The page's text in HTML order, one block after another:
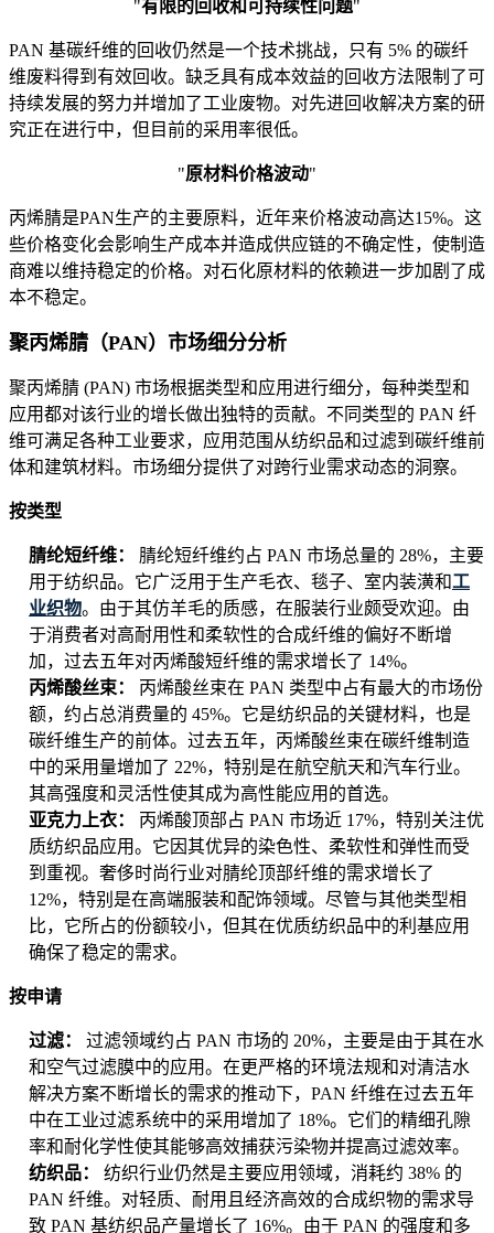
"有限的回收和可持续性问题"
PAN 基碳纤维的回收仍然是一个技术挑战，只有 5% 的碳纤
维废料得到有效回收。缺乏具有成本效益的回收方法限制了可
持续发展的努力并增加了工业废物。对先进回收解决方案的研
究正在进行中，但目前的采用率很低。
"原材料价格波动"
丙烯腈是PAN生产的主要原料，近年来价格波动高达15%。这
些价格变化会影响生产成本并造成供应链的不确定性，使制造
商难以维持稳定的价格。对石化原材料的依赖进一步加剧了成
本不稳定。
聚丙烯腈（PAN）市场细分分析
聚丙烯腈 (PAN) 市场根据类型和应用进行细分，每种类型和
应用都对该行业的增长做出独特的贡献。不同类型的 PAN 纤
维可满足各种工业要求，应用范围从纺织品和过滤到碳纤维前
体和建筑材料。市场细分提供了对跨行业需求动态的洞察。
按类型
腈纶短纤维： 腈纶短纤维约占 PAN 市场总量的 28%，主要
用于纺织品。它广泛用于生产毛衣、毯子、室内装潢和工
业织物。由于其仿羊毛的质感，在服装行业颇受欢迎。由
于消费者对高耐用性和柔软性的合成纤维的偏好不断增
加，过去五年对丙烯酸短纤维的需求增长了 14%。
丙烯酸丝束： 丙烯酸丝束在 PAN 类型中占有最大的市场份
额，约占总消费量的 45%。它是纺织品的关键材料，也是
碳纤维生产的前体。过去五年，丙烯酸丝束在碳纤维制造
中的采用量增加了 22%，特别是在航空航天和汽车行业。
其高强度和灵活性使其成为高性能应用的首选。
亚克力上衣： 丙烯酸顶部占 PAN 市场近 17%，特别关注优
质纺织品应用。它因其优异的染色性、柔软性和弹性而受
到重视。奢侈时尚行业对腈纶顶部纤维的需求增长了
12%，特别是在高端服装和配饰领域。尽管与其他类型相
比，它所占的份额较小，但其在优质纺织品中的利基应用
确保了稳定的需求。
按申请
过滤： 过滤领域约占 PAN 市场的 20%，主要是由于其在水
和空气过滤膜中的应用。在更严格的环境法规和对清洁水
解决方案不断增长的需求的推动下，PAN 纤维在过去五年
中在工业过滤系统中的采用增加了 18%。它们的精细孔隙
率和耐化学性使其能够高效捕获污染物并提高过滤效率。
纺织品： 纺织行业仍然是主要应用领域，消耗约 38% 的
PAN 纤维。对轻质、耐用且经济高效的合成织物的需求导
致 PAN 基纺织品产量增长了 16%。由于 PAN 的强度和多